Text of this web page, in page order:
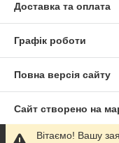
Доставка та оплата
Графік роботи
Повна версія сайту
Сайт створено на
Вітаємо! Вашу